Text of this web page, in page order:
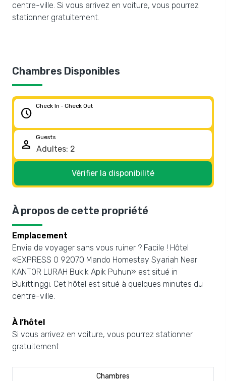
centre-ville. Si vous arrivez en voiture, vous pourrez
stationner gratuitement.
Chambres Disponibles
schedule
Check In - Check Out
person
Guests
Vérifier la disponibilité
À propos de cette propriété
Emplacement
Envie de voyager sans vous ruiner ? Facile ! Hôtel
«EXPRESS O 92070 Mando Homestay Syariah Near
KANTOR LURAH Bukik Apik Puhun» est situé in
Bukittinggi. Cet hôtel est situé à quelques minutes du
centre-ville.
À l’hôtel
Si vous arrivez en voiture, vous pourrez stationner
gratuitement.
Chambres